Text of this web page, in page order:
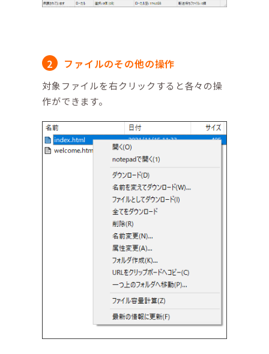
ファイルのその他の操作
対象ファイルを右クリックすると各々の操
作ができます。